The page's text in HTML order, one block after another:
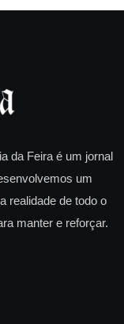
da Feira é um jornal
um
realidade de todo o
manter e reforçar.